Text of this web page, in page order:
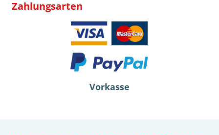
Zahlungsarten
Vorkasse